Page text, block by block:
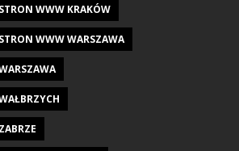
WWW KRAKÓW
WWW WARSZAWA